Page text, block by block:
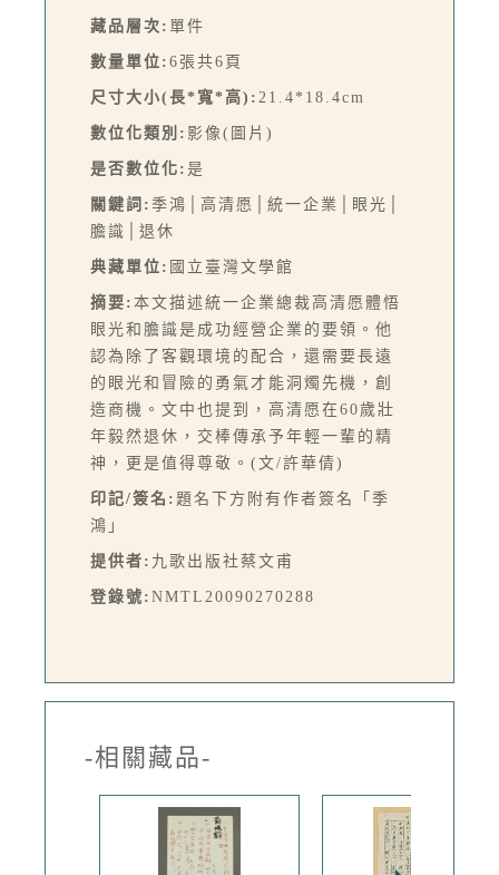
藏品層次: 單件
數量單位: 6張共6頁
尺寸大小(長*寬*高): 21.4*18.4cm
數位化類別: 影像(圖片)
是否數位化: 是
關鍵詞: 季鴻│高清愿│統一企業│眼光│
膽識│退休
典藏單位: 國立臺灣文學館
摘要: 本文描述統一企業總裁高清愿體悟
眼光和膽識是成功經營企業的要領。他
認為除了客觀環境的配合，還需要長遠
的眼光和冒險的勇氣才能洞燭先機，創
造商機。文中也提到，高清愿在60歲壯
年毅然退休，交棒傳承予年輕一輩的精
神，更是值得尊敬。(文/許華倩)
印記/簽名: 題名下方附有作者簽名「季
鴻」
提供者: 九歌出版社蔡文甫
登錄號: NMTL20090270288
-相關藏品-